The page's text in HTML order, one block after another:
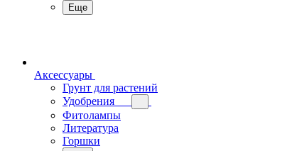
Еще
Аксессуары
Грунт для растений
Удобрения
Фитолампы
Литература
Горшки